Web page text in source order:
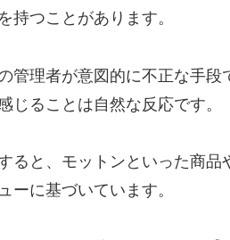
持つことがあります。
管理者が意図的に不正な手
じることは自然な反応です。
ると、モットンといった商
ーに基づいています。